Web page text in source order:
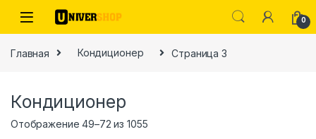
Skip to navigation
Skip to content
0
Главная Кондиционер Страница 3
Кондиционер
Отображение 49–72 из 1055